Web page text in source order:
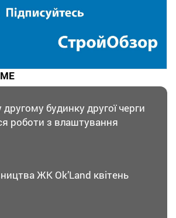
будинку другої черги
роботи з влаштування
ЖК Оk’Land квітень